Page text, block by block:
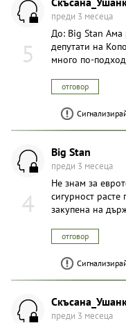
5
преди 3 месеца
До: Big Stan Ама
депутати на
много по-
отговор
4
Big Stan
преди 3 месеца
Не знам за
сигурност
закупена на
отговор
преди 3 месеца